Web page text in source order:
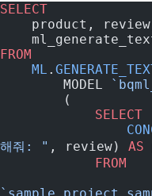
SELECT
product,
FROM
    ML
.
        MODEL
        (
            SELECT
해줘: " , review) AS
            FROM